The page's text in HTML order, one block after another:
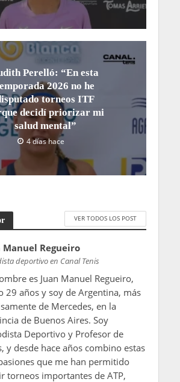
Perelló: “En esta
2026 no he
torneos ITF
decidí priorizar mi
salud mental”
4 días hace
VER TODOS LOS POST
Manuel Regueiro
deportivo en Canal Tenis
es Juan Manuel Regueiro,
29 años y soy de Argentina, más
de Mercedes, en la
de Buenos Aires. Soy
Deportivo y Profesor de
y desde hace años combino estas
que me han permitido
torneos importantes de ATP,